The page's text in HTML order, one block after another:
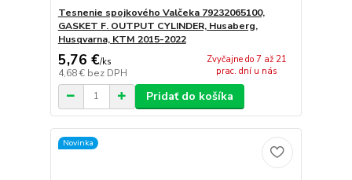
Tesnenie spojkového Valčeka 79232065100,
GASKET F. OUTPUT CYLINDER, Husaberg,
Husqvarna, KTM 2015-2022
5,76 €/ks
4,68 € bez DPH
Zvyčajne do 7 až 21
prac. dní u nás
Pridať do košíka
Novinka